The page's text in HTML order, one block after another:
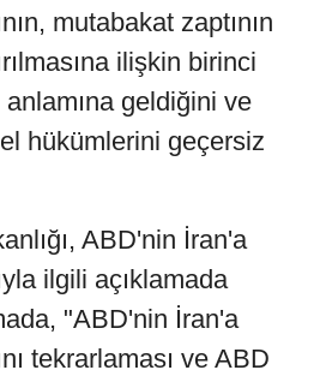
mutabakat zaptının
ilişkin birinci
geldiğini ve
hükümlerini geçersiz
ABD'nin İran'a
ilgili açıklamada
"ABD'nin İran'a
tekrarlaması ve ABD